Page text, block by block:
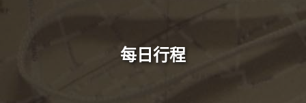
物產豐饒的京都，四季都有豐富的美食料理，無論是
蔬果、海鮮都是必嘗名物。位於《天橋立》旁的海鮮